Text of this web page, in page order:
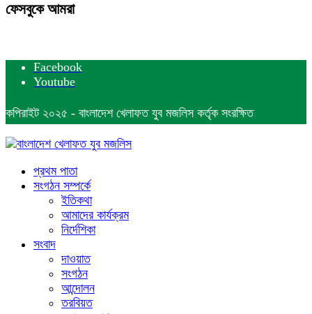
ফেসবুকে আমরা
Facebook
Youtube
কপিরাইট ২০২৫ - বাংলাদেশ খেলাফত যুব মজলিস কর্তৃক সংরক্ষিত
প্রথম পাতা
সংগঠন সম্পর্কে
ইতিকথা
আমাদের কার্যক্রম
নির্দেশিকা
সংবাদ
দাওয়াত
সংগঠন
আন্দোলন
তরবিয়ত